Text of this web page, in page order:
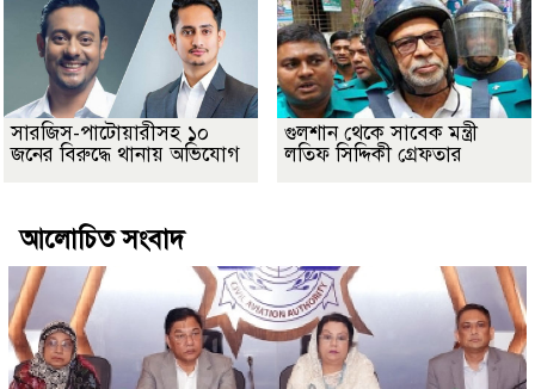
সারজিস-পাটোয়ারীসহ ১০
জনের বিরুদ্ধে থানায় অভিযোগ
গুলশান থেকে সাবেক মন্ত্রী
লতিফ সিদ্দিকী গ্রেফতার
আলোচিত সংবাদ